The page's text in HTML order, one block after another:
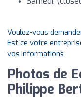
Voulez-vous
Est-ce votre
vos informations
Photos de
Philippe